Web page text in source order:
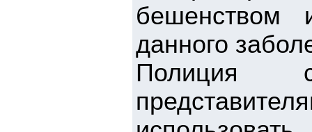
бешенством
данного
Полиция